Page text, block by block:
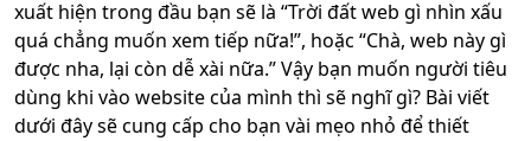
xuất hiện trong đầu bạn sẽ là “Trời đất web gì nhìn xấu
quá chẳng muốn xem tiếp nữa!”, hoặc “Chà, web này gì
được nha, lại còn dễ xài nữa.” Vậy bạn muốn người tiêu
dùng khi vào website của mình thì sẽ nghĩ gì? Bài viết
dưới đây sẽ cung cấp cho bạn vài mẹo nhỏ để thiết